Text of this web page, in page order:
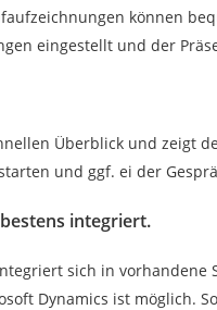
können
eingestellt und der
Überblick und zeigt
und ggf. ei der
integriert.
sich in vorhandene
Dynamics ist möglich.